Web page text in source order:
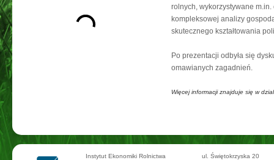
rolnych, wykorzystywane
kompleksowej analizy
skutecznego kształtowania
Po prezentacji odbyła się
omawianych zagadnień.
Więcej informacji znajduje się w
Instytut Ekonomiki Rolnictwa
ul. Świętokrzyska 20